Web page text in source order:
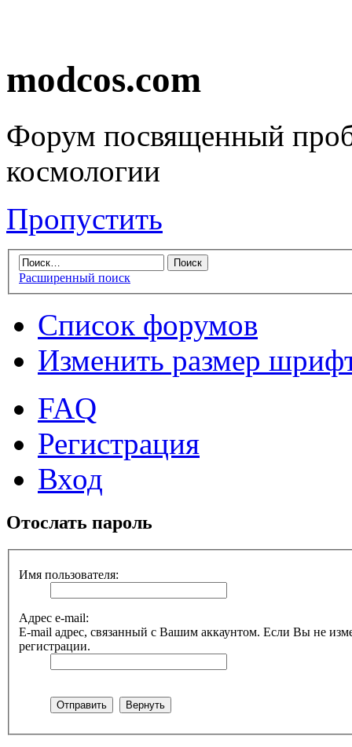
modcos.com
Форум посвященный
космологии
Пропустить
Расширенный поиск
Список форумов
Изменить размер
FAQ
Регистрация
Вход
Отослать пароль
Имя пользователя:
Адрес e-mail:
E-mail адрес, связанный с Вашим аккаунтом. Если Вы не
регистрации.